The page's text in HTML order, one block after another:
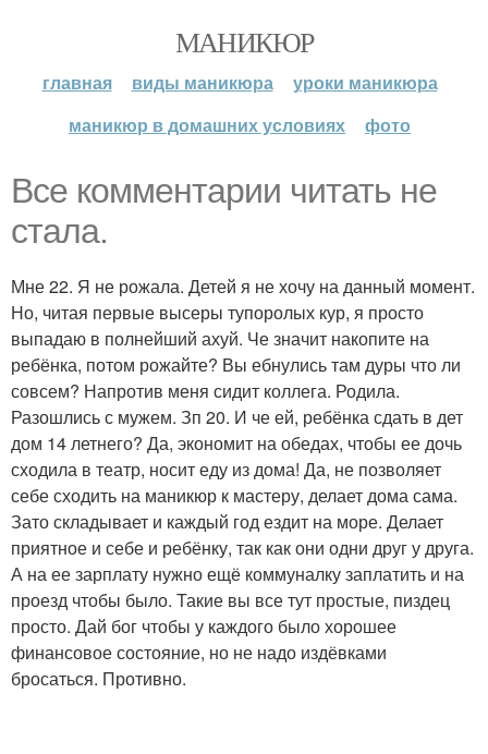
МАНИКЮР
главная виды маникюра
уроки маникюра
маникюр в домашних условиях
фото
Все комментарии читать не
стала.
Мне 22. Я не рожала. Детей я не хочу на данный момент.
Но, читая первые высеры тупоролых кур, я просто
выпадаю в полнейший ахуй. Че значит накопите на
ребёнка, потом рожайте? Вы ебнулись там дуры что ли
совсем? Напротив меня сидит коллега. Родила.
Разошлись с мужем. Зп 20. И че ей, ребёнка сдать в дет
дом 14 летнего? Да, экономит на обедах, чтобы ее дочь
сходила в театр, носит еду из дома! Да, не позволяет
себе сходить на маникюр к мастеру, делает дома сама.
Зато складывает и каждый год ездит на море. Делает
приятное и себе и ребёнку, так как они одни друг у друга.
А на ее зарплату нужно ещё коммуналку заплатить и на
проезд чтобы было. Такие вы все тут простые, пиздец
просто. Дай бог чтобы у каждого было хорошее
финансовое состояние, но не надо издёвками
бросаться. Противно.